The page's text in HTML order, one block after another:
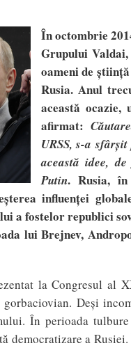
În octombrie
Grupului Valdai,
oameni de
Rusia. Anul
această ocazie,
afirmat: C
URSS, s-a sfârşit
această idee,
Putin. Rusia,
terea influenţei
a fostelor republici
lui Brejnev,
la Congresul al
gorbaciovian. Deşi
În perioada
democratizare a